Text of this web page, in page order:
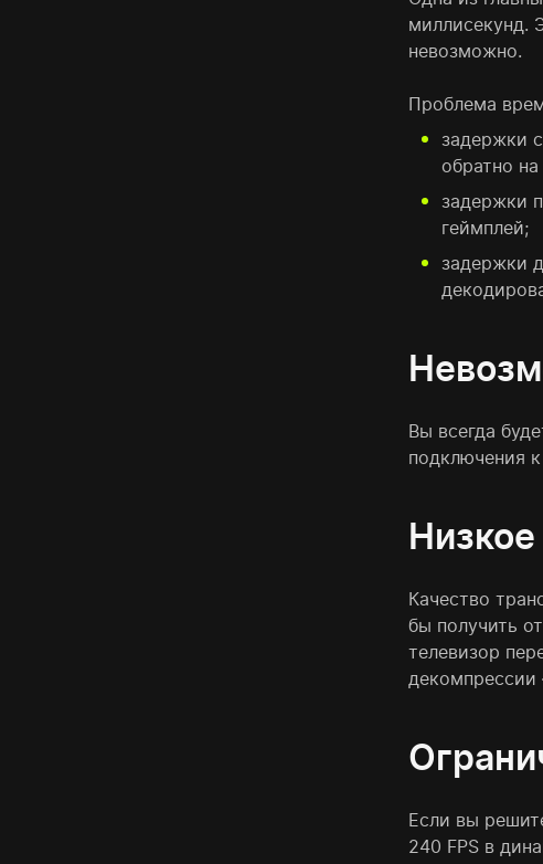
миллисекунд.
невозможно.
Проблема
задержки
обратно
задержки
геймплей;
задержки
Вы всегда
подключения
Низкое
Качество
бы получить
телевизор
декомпрессии
Если вы
240 FPS в